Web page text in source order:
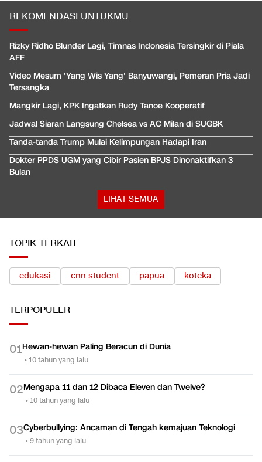
REKOMENDASI UNTUKMU
Rizky Ridho Blunder Lagi, Timnas Indonesia Tersingkir di Piala
AFF
Video Mesum 'Yang Wis Yang' Banyuwangi, Pemeran Pria Jadi
Tersangka
Mangkir Lagi, KPK Ingatkan Rudy Tanoe Kooperatif
Jadwal Siaran Langsung Chelsea vs AC Milan di SUGBK
Tanda-tanda Trump Mulai Kelimpungan Hadapi Iran
Dokter PPDS UGM yang Cibir Pasien BPJS Dinonaktifkan 3
Bulan
LIHAT SEMUA
TOPIK TERKAIT
edukasi cnn student papua koteka
TERPOPULER
01Hewan-hewan Paling Beracun di Dunia
•10 tahun yang lalu
02Mengapa 11 dan 12 Dibaca Eleven dan Twelve?
•10 tahun yang lalu
03Cyberbullying: Ancaman di Tengah kemajuan Teknologi
•9 tahun yang lalu